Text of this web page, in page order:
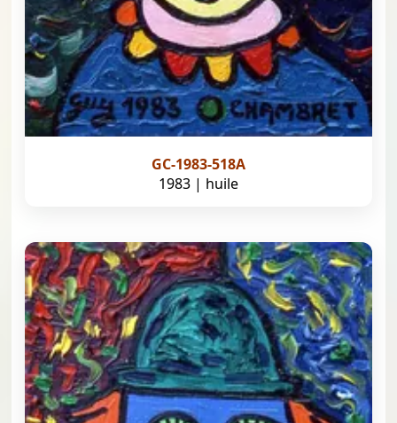
GC-1983-518A
1983 | huile